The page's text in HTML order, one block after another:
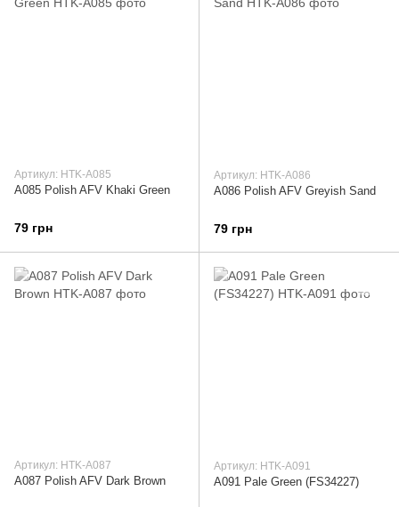
Артикул: HTK-A085
A085 Polish AFV Khaki Green
79 грн
Артикул: HTK-A086
A086 Polish AFV Greyish Sand
79 грн
Артикул: HTK-A087
A087 Polish AFV Dark Brown
Артикул: HTK-A091
A091 Pale Green (FS34227)